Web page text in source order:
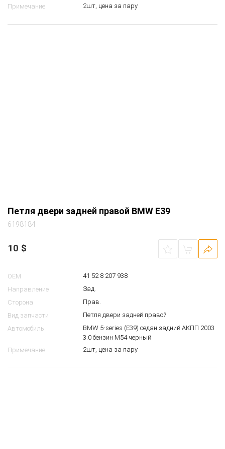
Примечание
2шт, цена за пару
Петля двери задней правой BMW E39
6198184
10 $
OEM
41 52 8 207 938
Направление
Зад.
Сторона
Прав.
Вид запчасти
Петля двери задней правой
Автомобиль
BMW 5-series (E39) седан задний АКПП 2003
3.0 бензин M54 черный
Примечание
2шт, цена за пару